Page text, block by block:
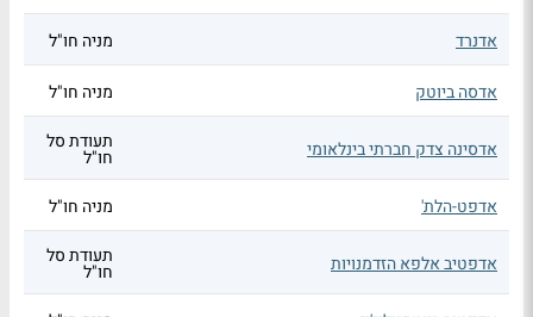
אדנרד מניה חו"ל
אדסה ביוטק מניה חו"ל
אדסינה צדק חברתי בינלאומי תעודת סל
חו"ל
אדפט-הלת'
מניה חו"ל
אדפטיב אלפא הזדמנויות תעודת סל
חו"ל